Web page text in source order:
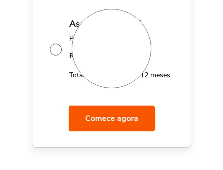
assinatura anual
Por apenas 12x de
R$
MÊS
Total de R$179,40 por 12 meses
Comece agora